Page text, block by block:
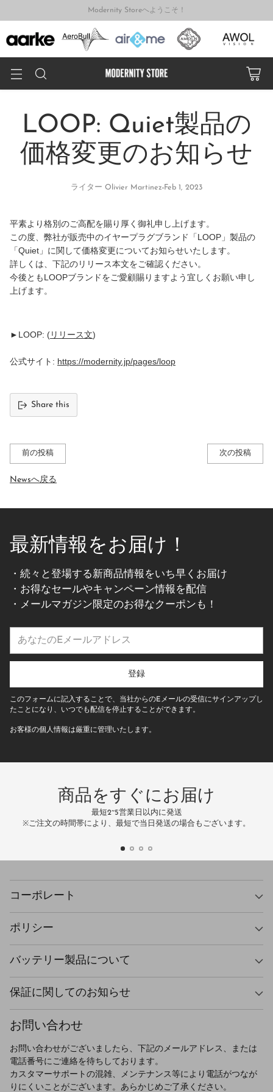
Modernity Storeへようこそ！
LOOP: Quiet製品の
価格変更のお知らせ
ライター Olivier Martinez Feb 1, 2023
平素より格別のご高配を賜り厚く御礼申し上げます。
この度、弊社が販売中のイヤープラグブランド「LOOP」製品の
「Quiet」に関して価格変更についてお知らせいたします。
詳しくは、下記のリリース本文をご確認ください。
今後ともLOOPブランドをご愛顧賜りますよう宜しくお願い申し
上げます。
►LOOP: (リリース文)
公式サイト: https://modernity.jp/pages/loop
Share this
前の投稿 次の投稿
Newsへ戻る
最新情報をお届け！
・続々と登場する新商品情報をいち早くお届け
・お得なセールやキャンペーン情報を配信
・メールマガジン限定のお得なクーポンも！
メ
ー
ア
レ
登録
このフォームに記入することで、当社からのEメールの受信にサインアップし
たことになり、いつでも配信を停止することができます。
お客様の個人情報は厳重に管理いたします。
商品をすぐにお届け
最短2~5営業日以内に発送
※ご注文の時間帯により、最短で当日発送の場合もございます。
コーポレート
ポリシー
バッテリー製品について
保証に関してのお知らせ
お問い合わせ
お問い合わせがございましたら、下記のメールアドレス、または
電話番号にご連絡を待ちしております。
カスタマーサポートの混雑、メンテナンス等により電話がつなが
りにくいことがございます。あらかじめご了承ください。